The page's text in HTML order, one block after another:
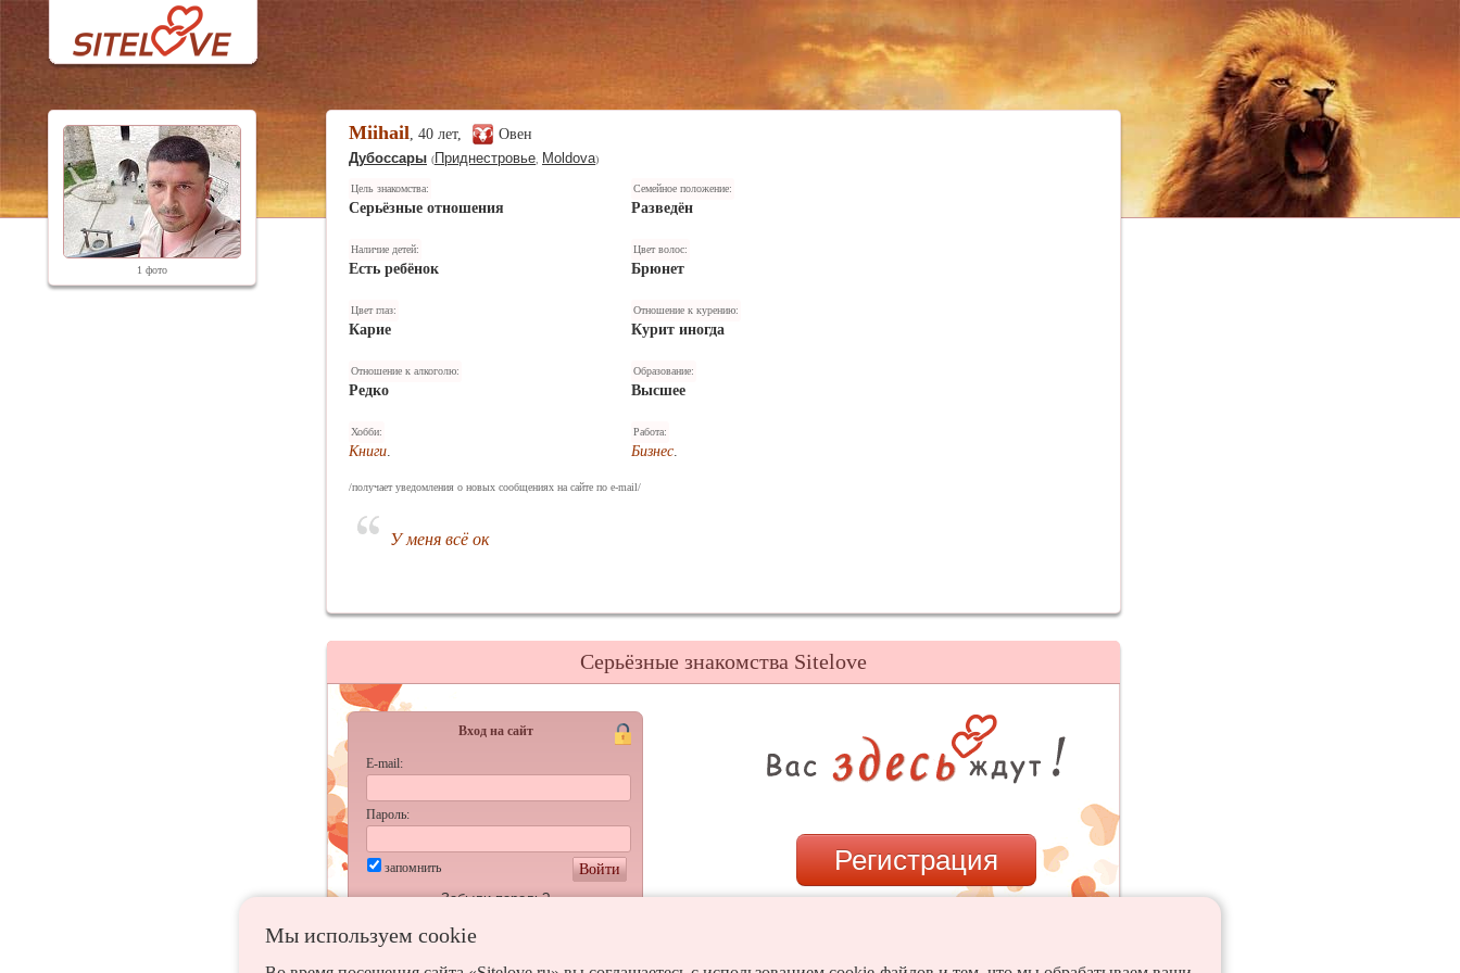
1 фото
Miihail, 40 лет,
Овен
Дубоссары (Приднестровье Moldova)
Цель знакомства:
Серьёзные отношения
Семейное положение:
Разведён
Наличие детей:
Есть ребёнок
Цвет волос:
Брюнет
Цвет глаз:
Карие
Отношение к курению:
Курит иногда
Отношение к алкоголю:
Редко
Образование:
Высшее
Хобби:
Книги.
Работа:
Бизнес.
/получает уведомления о новых сообщениях на сайте по e-mail/
У меня всё ок
Мы используем сookie
Серьёзные знакомства Sitelove
Вход на сайт
E-mail:
Пароль:
запомнить
Войти
Забыли пароль?
Регистрация